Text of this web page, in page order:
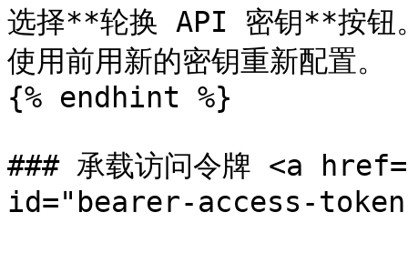
选择**轮换 API 密钥**按钮
使用前用新的密钥重新配置。
{% endhint %}
### 承载访问令牌 <a
id="bearer-access-